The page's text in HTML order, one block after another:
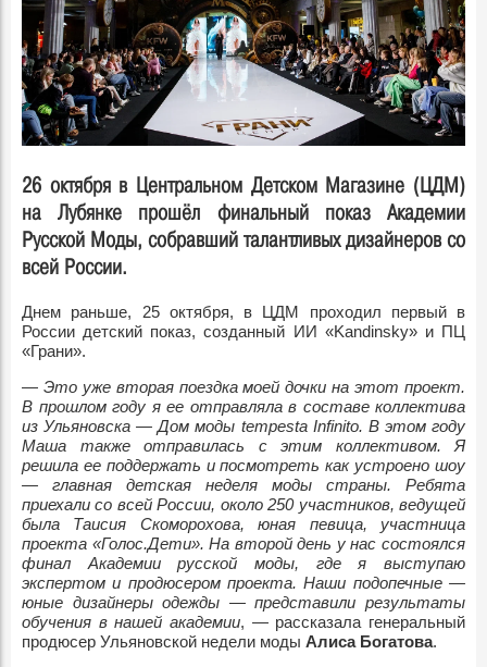
26 октября в Центральном Детском Магазине (ЦДМ)
на Лубянке прошёл финальный показ Академии
Русской Моды, собравший талантливых дизайнеров со
всей России.
Днем раньше, 25 октября, в ЦДМ проходил первый в
России детский показ, созданный ИИ «Kandinsky» и ПЦ
«Грани».
— Это уже вторая поездка моей дочки на этот проект.
В прошлом году я ее отправляла в составе коллектива
из Ульяновска — Дом моды tempesta Infinito. В этом году
Маша также отправилась с этим коллективом. Я
решила ее поддержать и посмотреть как устроено шоу
— главная детская неделя моды страны. Ребята
приехали со всей России, около 250 участников, ведущей
была Таисия Скоморохова, юная певица, участница
проекта «Голос.Дети». На второй день у нас состоялся
финал Академии русской моды, где я выступаю
экспертом и продюсером проекта. Наши подопечные —
юные дизайнеры одежды — представили результаты
обучения в нашей академии, — рассказала генеральный
продюсер Ульяновской недели моды Алиса Богатова.